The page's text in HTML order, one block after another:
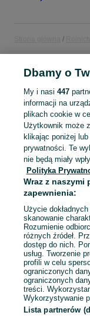
ROLNICTWO
KATEGORIA
Mapa kategorii
Mapa miejscowości
Mapa ministron
Popularne
Dbamy o
My i nasi 447
informacji na
plikach cookie w
Użytkownik może
klikając poniżej
prywatności. Te
nie będą miały
Polityka
Wraz z naszymi
zapewnienia:
Użycie
skanowanie
Rozumienie
różnych źródeł.
dostęp do nich.
usług. Tworzenie
profili w celu
ograniczonych
ograniczonych
treści.
Wykorzystywanie
Lista partnerów